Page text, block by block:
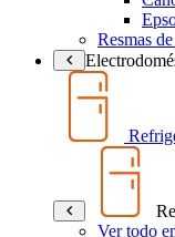
Resmas
Ver todo